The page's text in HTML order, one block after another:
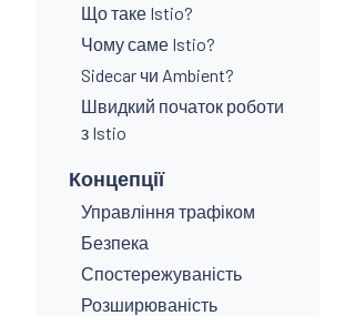
Що таке Istio?
Чому саме Istio?
Sidecar чи Ambient?
Швидкий початок роботи
з Istio
Концепції
Управління трафіком
Безпека
Спостережуваність
Розширюваність